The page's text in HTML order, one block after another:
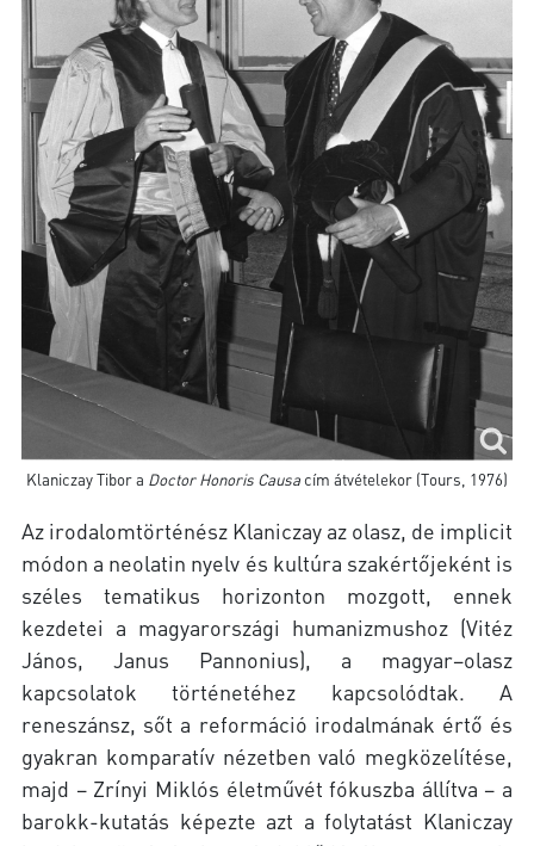
Klaniczay Tibor a Doctor Honoris Causacím átvételekor (Tours, 1976)
Az irodalomtörténész Klaniczay az olasz, de implicit
módon a neolatin nyelv és kultúra szakértőjeként is
széles tematikus horizonton mozgott, ennek
kezdetei a magyarországi humanizmushoz (Vitéz
János, Janus Pannonius), a magyar–olasz
kapcsolatok történetéhez kapcsolódtak. A
reneszánsz, sőt a reformáció irodalmának értő és
gyakran komparatív nézetben való megközelítése,
majd – Zrínyi Miklós életművét fókuszba állítva – a
barokk-kutatás képezte azt a folytatást Klaniczay